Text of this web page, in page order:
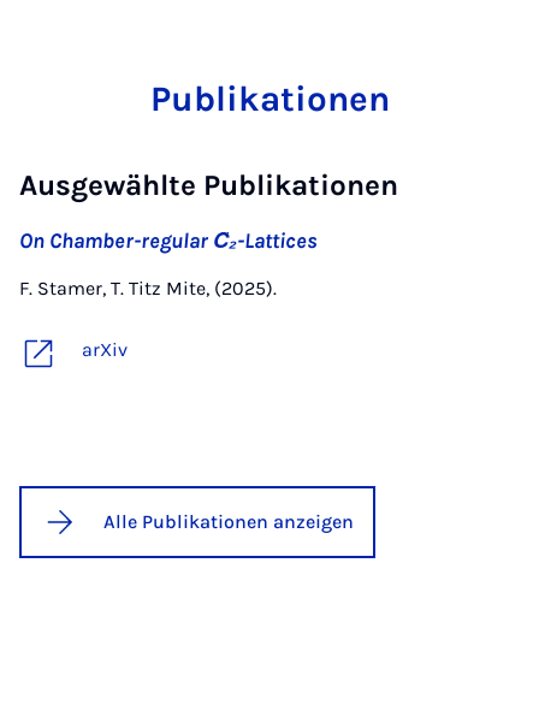
Publikationen
Ausgewählte Publikationen
On Chamber-regular C̃₂-Lattices
F. Stamer, T. Titz Mite, (2025).
arXiv
Alle Publikationen anzeigen